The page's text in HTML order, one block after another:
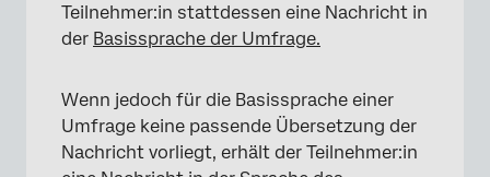
Teilnehmer:in stattdessen eine Nachricht in
der Basissprache der Umfrage.
Wenn jedoch für die Basissprache einer
Umfrage keine passende Übersetzung der
Nachricht vorliegt, erhält der Teilnehmer:in